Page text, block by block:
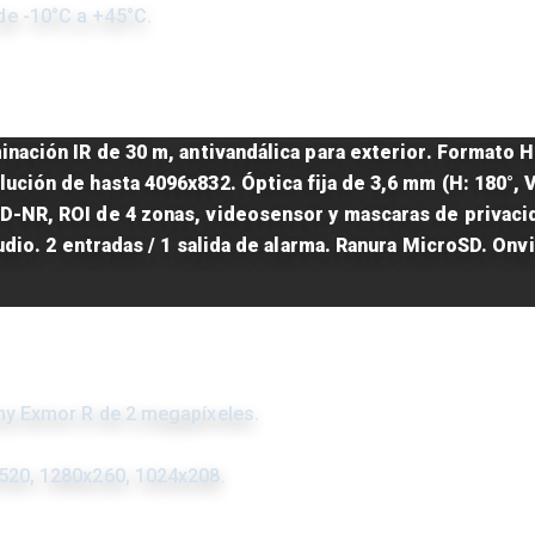
-10°C a +45°C.
IR de 30 m, antivandálica para exterior. Formato
de hasta 4096x832. Óptica fija de 3,6 mm (H: 180°,
NR, ROI de 4 zonas, videosensor y mascaras de
2 entradas / 1 salida de alarma. Ranura MicroSD.
Exmor R de 2 megapíxeles.
1280x260, 1024x208.